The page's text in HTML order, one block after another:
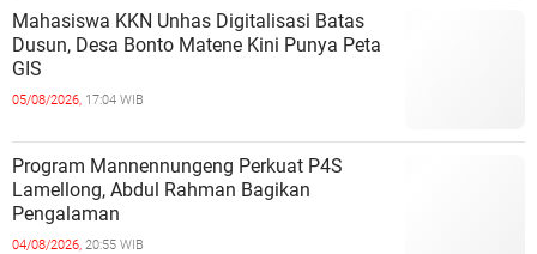
Mahasiswa KKN Unhas Digitalisasi Batas
Dusun, Desa Bonto Matene Kini Punya Peta
GIS
05/08/2026, 17:04 WIB
Program Mannennungeng Perkuat P4S
Lamellong, Abdul Rahman Bagikan
Pengalaman
04/08/2026, 20:55 WIB